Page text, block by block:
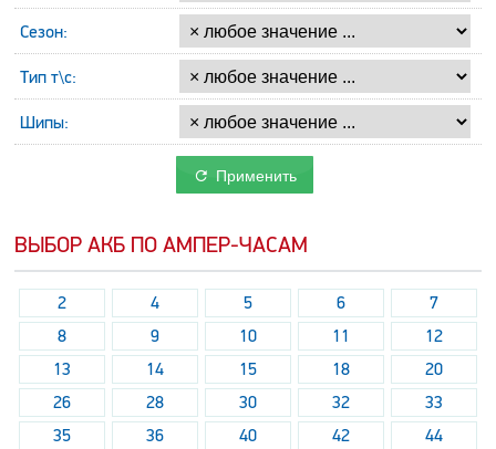
Сезон:
Тип т\с:
Шипы:
Применить
ВЫБОР АКБ ПО АМПЕР-ЧАСАМ
2 4 5 6
7
8
9 10 11
12
13
14 15 18
20
26
28 30 32
33
35
36 40 42 44